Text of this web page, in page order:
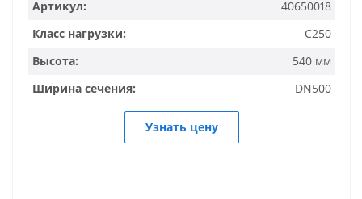
Артикул:
40650018
Класс нагрузки:
C250
Высота:
540 мм
Ширина сечения:
DN500
Узнать цену